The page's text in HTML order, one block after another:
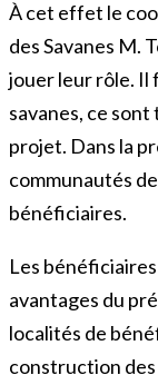
À cet effet le
des Savanes M.
jouer leur rôle. Il
savanes, ce
projet. Dans la
communautés
bénéficiaires.
Les
avantages du
localités de
construction des